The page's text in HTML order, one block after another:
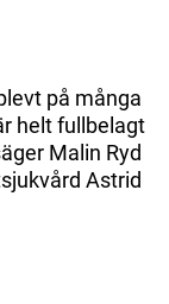
på många
helt fullbelagt
Malin Ryd
Astrid